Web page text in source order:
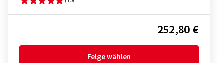
252,80 €
Felge wählen